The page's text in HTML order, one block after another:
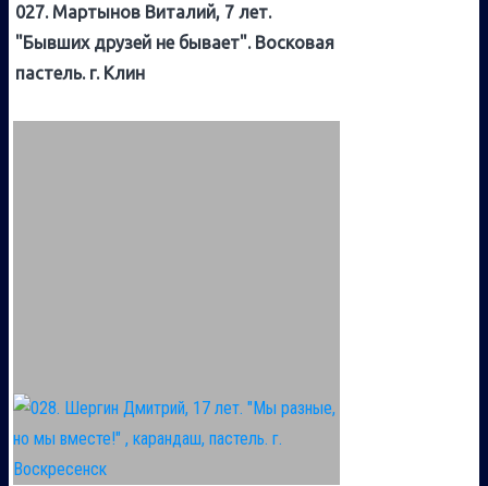
027. Мартынов Виталий, 7 лет.
"Бывших друзей не бывает". Восковая
пастель. г. Клин